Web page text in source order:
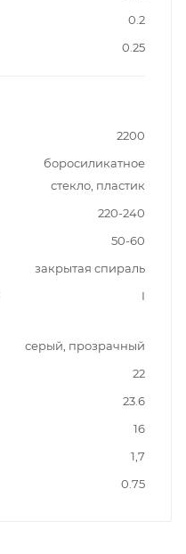
0.2
0.25
2200
боросиликатное
стекло, пластик
220-240
50-60
закрытая спираль
I
серый, прозрачный
22
23.6
16
1,7
0.75